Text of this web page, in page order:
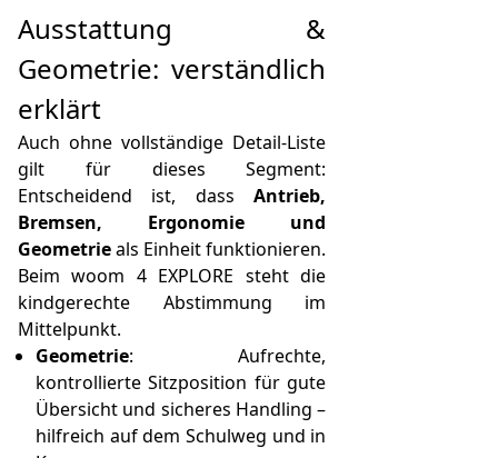
Ausstattung &
Geometrie: verständlich
erklärt
Auch ohne vollständige Detail-Liste
gilt für dieses Segment:
Entscheidend ist, dassAntrieb,
Bremsen, Ergonomie und
Geometrieals Einheit funktionieren.
Beim woom 4 EXPLORE steht die
kindgerechte Abstimmung im
Mittelpunkt.
Geometrie: Aufrechte,
kontrollierte Sitzposition für gute
Übersicht und sicheres Handling –
hilfreich auf dem Schulweg und in